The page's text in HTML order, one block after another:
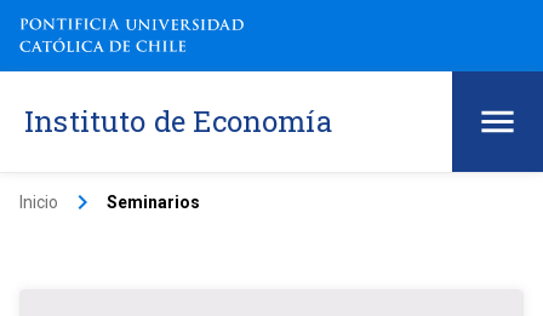
Instituto de Economía
Inicio keyboard_arrow_right Seminarios